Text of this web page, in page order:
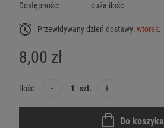
Dostępność: duża ilość
Przewidywany dzień dostawy:wtorek.
8,00 zł
Ilość - szt. +
Do koszyka